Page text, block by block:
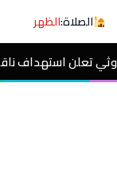
الصلاة:الظهر
نفط سعودية في